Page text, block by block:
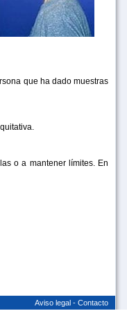
que ha dado muestras
o a mantener límites. En
Aviso legal - Contacto